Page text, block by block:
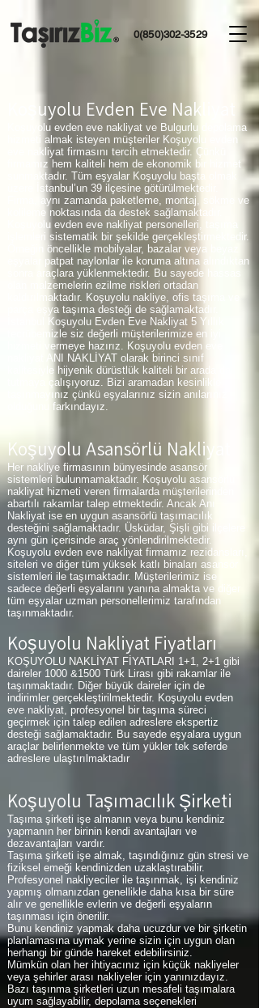
0(850)302-3529
Koşuyolu Evden Eve Nakliyat
Koşuyolu evden eve nakliyat ve Bulgurlu depolama
hizmeti almak isteyen müşteriler Koşuyolu evden
eve nakliyat firmasını tercih etmektedir. Çünkü
firmamız hem kaliteli hem de ekonomik bir hizmet
sunmaktadır. Tüm eşyalar Koşuyolu başta olmak
üzere İstanbul’un 39 ilçesine götürülmektedir.
Firma, aynı zamanda paketleme, montaj, sökme ve
kolileme noktasında da destek sağlamaktadır.
Koşuyolu evden eve nakliyat personelleri, taşıma
işlemleri sistematik bir şekilde gerçekleştirmektedir.
Örneğin öncellikle mobilyalar, bazalar veya beyaz
eşyalar patpat naylonlar ile koruma altına alındıktan
sonra araçlara yüklenmektedir. Bu sayede hassas
olan malzemelerin ezilme riskleri ortadan
kaldırılmaktadır. Koşuyolu nakliye, ofis taşıma ve
parça eşya taşıma desteği de sağlamaktadır.
İstanbul Koşuyolu Evden Eve Nakliyat 5 Yıllık
tecrübemizle siz değerli müşterilerimize en iyi
hizmeti vermeye hazırız. Koşuyolu evden eve
nakliyat ANI NAKLİYAT olarak birinci sınıf
kalitesiyle hijyenik dürüstlük kaliteli bir arada da
tutmaya çalışıyoruz. Bizi aramadan kesinlikle
taşınmayınız çünkü eşyalarınız sizin anılarınız
olduğunu farkındayız.
Koşuyolu Asansörlü Nakliyat
Her nakliye firmasının bünyesinde asansör
sistemleri bulunmamaktadır. Koşuyolu asansörlü
nakliyat hizmeti veren firmalarda müşterilerinden
abartılı rakamlar talep etmektedir. Ancak Anı
Nakliyat ise en uygun asansörlü taşımacılık
desteğini sağlamaktadır. Üsküdar, Şişli gibi ilçelere
aynı gün içerisinde araç yönlendirilmektedir.
Koşuyolu evden eve nakliyat firmamız rezidansları,
siteleri ve diğer tüm yüksek katlı binaları asansör
sistemleri ile taşımaktadır. Müşterilerimiz ise
sadece değerli eşyalarını yanına almakta ve diğer
tüm eşyalar uzman personellerimiz tarafından
taşınmaktadır.
Koşuyolu Nakliyat Fiyatları
KOŞUYOLU NAKLİYAT FİYATLARI 1+1, 2+1 gibi
daireler 1000 &1500 Türk Lirası gibi rakamlar ile
taşınmaktadır. Diğer büyük daireler için de
indirimler gerçekleştirilmektedir. Koşuyolu evden
eve nakliyat, profesyonel bir taşıma süreci
geçirmek için talep edilen adreslere ekspertiz
desteği sağlamaktadır. Bu sayede eşyalara uygun
araçlar belirlenmekte ve tüm yükler tek seferde
adreslere ulaştırılmaktadır
Koşuyolu Taşımacılık Şirketi
Taşıma şirketi işe almanın veya bunu kendiniz
yapmanın her birinin kendi avantajları ve
dezavantajları vardır.
Taşıma şirketi işe almak, taşındığınız gün stresi ve
fiziksel emeği kendinizden uzaklaştırabilir.
Profesyonel nakliyeciler ile taşınmak, işi kendiniz
yapmış olmanızdan genellikle daha kısa bir süre
alır ve genellikle evlerin ve değerli eşyaların
taşınması için önerilir.
Bunu kendiniz yapmak daha ucuzdur ve bir şirketin
planlamasına uymak yerine sizin için uygun olan
herhangi bir günde hareket edebilirsiniz.
Mümkün olan her ihtiyacınız için küçük nakliyeler
veya şehirler arası nakliyeler için yanınızdayız.
Bazı taşınma şirketleri uzun mesafeli taşımalara
uyum sağlayabilir, depolama seçenekleri